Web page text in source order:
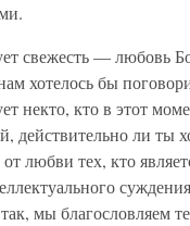
свежесть — любовь
хотелось бы
некто, кто в этот
действительно ли ты
любви тех, кто
мы благословляем